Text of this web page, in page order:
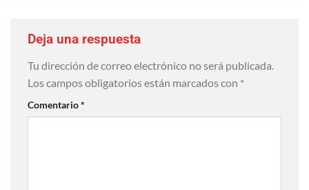
Deja una respuesta
Tu dirección de correo electrónico no será publicada.
Los campos obligatorios están marcados con *
Comentario*